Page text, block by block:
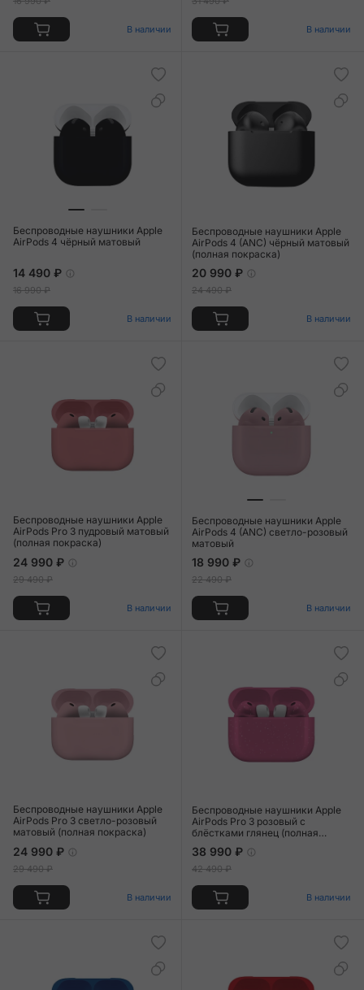
В наличии В наличии
Беспроводные наушники Apple
AirPods 4 чёрный матовый
14 490 ₽
16 990 ₽
В наличии
Беспроводные наушники Apple
AirPods 4 (ANC) чёрный матовый
(полная покраска)
20 990 ₽
24 490 ₽
В наличии
Беспроводные наушники Apple
AirPods Pro 3 пудровый матовый
(полная покраска)
24 990 ₽
29 490 ₽
В наличии
Беспроводные наушники Apple
AirPods 4 (ANC) светло-розовый
матовый
18 990 ₽
22 490 ₽
В наличии
Беспроводные наушники Apple
AirPods Pro 3 светло-розовый
матовый (полная покраска)
24 990 ₽
29 490 ₽
В наличии
Беспроводные наушники Apple
AirPods Pro 3 розовый с
блёстками глянец (полная
38 990 ₽
42 490 ₽
В наличии